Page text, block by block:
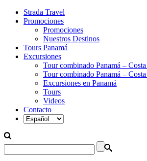
Strada Travel
Promociones
Promociones
Nuestros Destinos
Tours Panamá
Excursiones
Tour combinado Panamá –
Tour combinado Panamá –
Excursiones en Panamá
Tours
Videos
Contacto